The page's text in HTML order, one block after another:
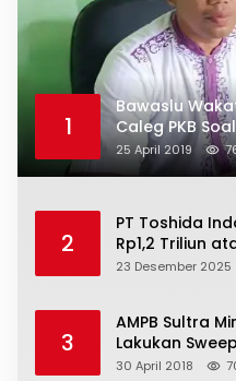
1
Bawaslu
Caleg PKB
25 April 2019
2
PT Toshida
Rp1,2 Triliun
23 Desember 2025
3
AMPB Sultra
Lakukan
30 April 2018